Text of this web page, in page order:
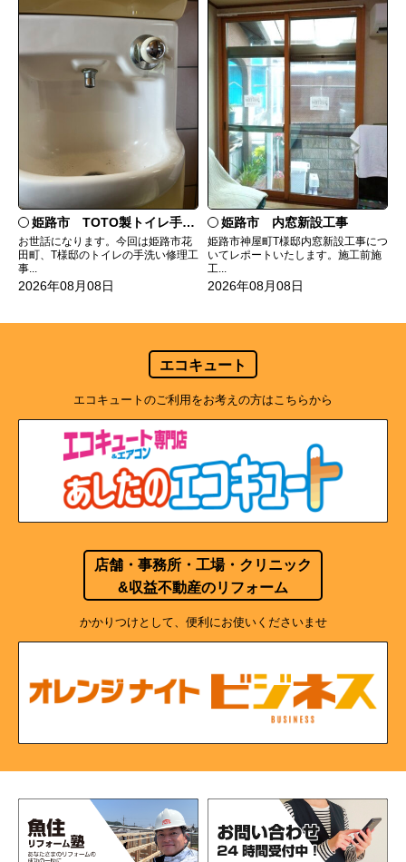
姫路市 TOTO製トイレ手洗いの水漏れ修理
お世話になります。今回は姫路市花
田町、T様邸のトイレの手洗い修理工
事...
2026年08月08日
姫路市 内窓新設工事
姫路市神屋町T様邸内窓新設工事につ
いてレポートいたします。施工前施
工...
2026年08月08日
エコキュート
エコキュートのご利用をお考えの方はこちらから
店舗・事務所・工場・クリニック
&収益不動産のリフォーム
かかりつけとして、便利にお使いくださいませ